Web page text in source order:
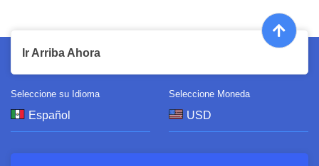
Ir Arriba Ahora
Seleccione su Idioma Seleccione Moneda